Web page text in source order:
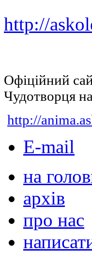
http://
Офіційний
Чудотворця
http://
E-mail
на
архів
про нас